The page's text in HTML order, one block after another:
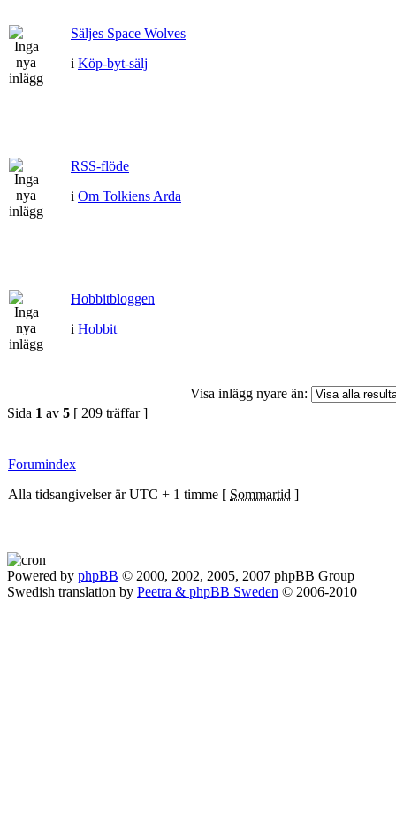
Säljes Space Wolves
i Köp-byt-sälj
RSS-flöde
i Om Tolkiens Arda
Hobbitbloggen
i Hobbit
Visa inlägg nyare än:
Sida 1 av 5 [ 209 träffar ]
Forumindex
Alla tidsangivelser är UTC + 1 timme [ Sommartid ]
Powered by phpBB © 2000, 2002, 2005, 2007 phpBB Group
Swedish translation by Peetra & phpBB Sweden © 2006-2010